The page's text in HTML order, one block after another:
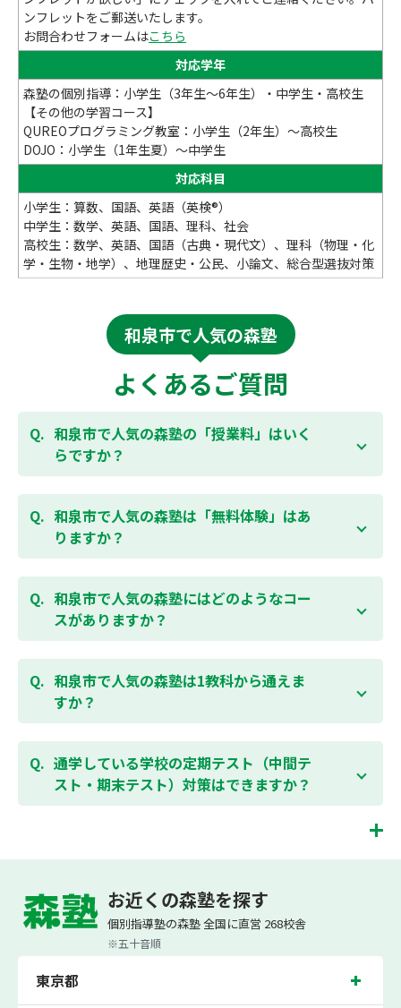
ンフレットをご郵送いたします。
お問合わせフォームはこちら
対応学年
森塾の個別指導：小学生（3年生～6年生）・中学生・高校生
【その他の学習コース】
QUREOプログラミング教室：小学生（2年生）～高校生
DOJO：小学生（1年生夏）～中学生
対応科目
小学生：算数、国語、英語（英検®）
中学生：数学、英語、国語、理科、社会
高校生：数学、英語、国語（古典・現代文）、理科（物理・化
学・生物・地学）、地理歴史・公民、小論文、総合型選抜対策
和泉市で人気の森塾
よくあるご質問
和泉市で人気の森塾の「授業料」はいく
らですか？
お子様の学年やご状況、校舎によって変わります。森
塾の授業料はこちらのページよりお問合わせくださ
い。自動返信メールで【すぐ】にご確認いただけま
す。
和泉市で人気の森塾は「無料体験」はあ
りますか？
通常期には最大1ヶ月の無料体験を受付しておりま
す。また、春休み、夏休み、冬休みの講習では「4日
間～5日間の無料体験」授業を受けていただくことが
可能です。個別指導塾 森塾の無料体験については
和泉市で人気の森塾にはどのようなコー
スがありますか？
個別指導塾 森塾では、小学生・中学生・高校生のコー
スがあり、それぞれ学校のテストの点数アップを目的
としたコースとなっております。その他、小学生用の
英検®対策や、基礎学力を身につけるDOJOなど、オプ
お問合わせください。
お問合わせはこちら
和泉市で人気の森塾は1教科から通えま
すか？
はい、1教科、週1日から受講いただけます。自分から
勉強できる習慣をつけるために最初は1から2教科での
受講をおすすめしております。まずはお気軽にご相談
ください。
通学している学校の定期テスト（中間テ
スト・期末テスト）対策はできますか？
す。森塾では、テスト直前に自分の予定にあわせて、
ちろん、普段習っていない科目（理科・社会など）も
可能です。 普段忙しくてなかなか手が回らない科目
も、テスト前に集中して対策できると好評です。
森塾は、（株）スプリックスが運営する「先生１人に生徒２人まで」で「保護者の
方にも安心の授業料」の塾・個別指導塾です。
小学生は3科目（算数・英語・国語）[個別]とDOJO[集団]、中学生は5科目（数
学・英語・国語・理科・社会）、高校生は7科目（数学・英語・国語[古典・現代
お近くの森塾を探す
個別指導塾の森塾 全国に直営 268校舎
※五十音順
東京都